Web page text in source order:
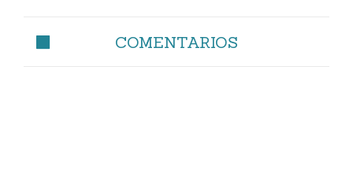
COMENTARIOS